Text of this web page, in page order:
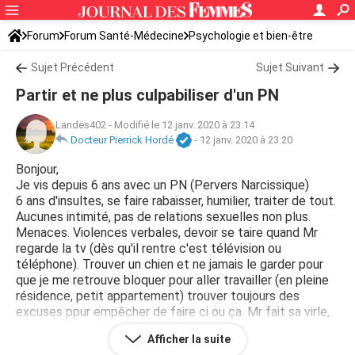
Forum Forum Santé-Médecine Psychologie et bien-être
Sujet Précédent Sujet Suivant
Partir et ne plus culpabiliser d'un PN
Landes402 - Modifié le 12 janv. 2020 à 23:14
Docteur Pierrick Hordé
- 12 janv. 2020 à 23:20
Bonjour,
Je vis depuis 6 ans avec un PN (Pervers Narcissique)
6 ans d'insultes, se faire rabaisser, humilier, traiter de tout.
Aucunes intimité, pas de relations sexuelles non plus.
Menaces. Violences verbales, devoir se taire quand Mr
regarde la tv (dès qu'il rentre c'est télévision ou
téléphone). Trouver un chien et ne jamais le garder pour
que je me retrouve bloquer pour aller travailler (en pleine
résidence, petit appartement) trouver toujours des
excuses ppur empêcher de faire ci ou ça. Mr fait sa virle,
quand je veux faire quelque chose, reproche tout. Je paie
tout dans le loyer, les charges, la nourriture (touche que
Afficher la suite